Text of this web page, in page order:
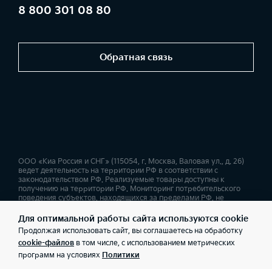
8 800 301 08 80
ООО «Киа Россия и СНГ» (115054, г. Москва, Валовая ул., д. 26)
ведет деятельность на территории РФ в соответствии с
законодательством РФ. Реализуемые товары доступны к
получению на территории РФ. Мониторинг потребительского
поведения субъектов, находящихся за пределами РФ, не
комплектациях и их наличии, ценах, возможных выгодах и
условиях приобретения доступна у дилеров Kia. Товар
сертифицирован. Не является публичной офертой.
Обратная связь
Правовая информация
Обработка персональных данных
Для оптимальной работы сайта используются cookie
Продолжая использовать сайт, вы соглашаетесь на обработку
cookie-файлов в том числе, с использованием метрических
программ на условиях Политики